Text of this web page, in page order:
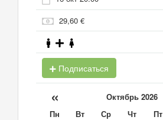
29,60 €
Подписаться
« Октябрь 2026
Пн Вт Ср Чт Пт